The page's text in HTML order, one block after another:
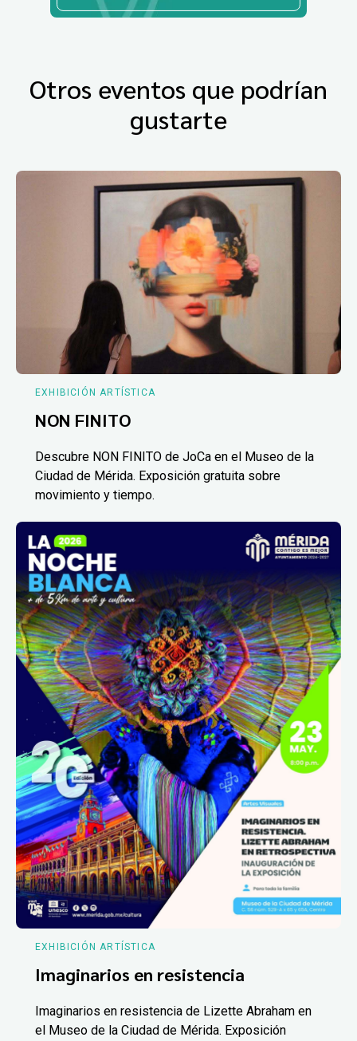
Otros eventos que podrían
gustarte
EXHIBICIÓN ARTÍSTICA
NON FINITO
Descubre NON FINITO de JoCa en el Museo de la
Ciudad de Mérida. Exposición gratuita sobre
movimiento y tiempo.
EXHIBICIÓN ARTÍSTICA
Imaginarios en resistencia
Imaginarios en resistencia de Lizette Abraham en
el Museo de la Ciudad de Mérida. Exposición